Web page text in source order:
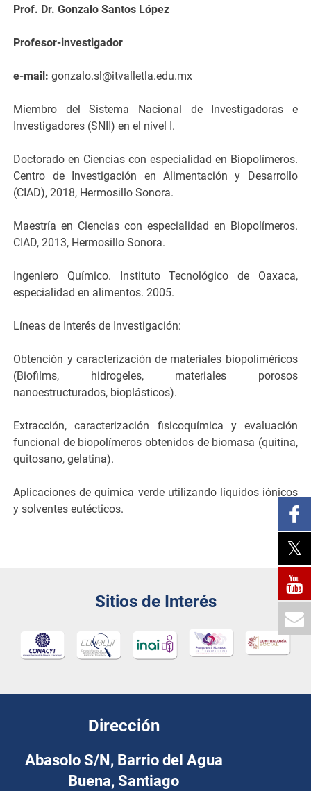
Prof. Dr. Gonzalo Santos López
Profesor-investigador
e-mail: gonzalo.sl@itvalletla.edu.mx
Miembro del Sistema Nacional de Investigadoras e
Investigadores (SNII) en el nivel I.
Doctorado en Ciencias con especialidad en Biopolímeros.
Centro de Investigación en Alimentación y Desarrollo
(CIAD), 2018, Hermosillo Sonora.
Maestría en Ciencias con especialidad en Biopolímeros.
CIAD, 2013, Hermosillo Sonora.
Ingeniero Químico. Instituto Tecnológico de Oaxaca,
especialidad en alimentos. 2005.
Líneas de Interés de Investigación:
Obtención y caracterización de materiales biopoliméricos
(Biofilms, hidrogeles, materiales porosos
nanoestructurados, bioplásticos).
Extracción, caracterización fisicoquímica y evaluación
funcional de biopolímeros obtenidos de biomasa (quitina,
quitosano, gelatina).
Aplicaciones de química verde utilizando líquidos iónicos
y solventes eutécticos.
Sitios de Interés
Dirección
Abasolo S/N, Barrio del Agua
Buena, Santiago